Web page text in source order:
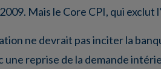
Mais le Core CPI, qui exclut
ne devrait pas inciter la
une reprise de la demande